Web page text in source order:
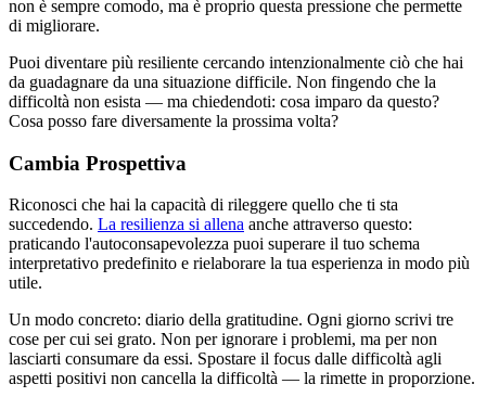
non è sempre comodo, ma è proprio questa pressione che permette
di migliorare.
Puoi diventare più resiliente cercando intenzionalmente ciò che hai
da guadagnare da una situazione difficile. Non fingendo che la
difficoltà non esista — ma chiedendoti: cosa imparo da questo?
Cosa posso fare diversamente la prossima volta?
Cambia Prospettiva
Riconosci che hai la capacità di rileggere quello che ti sta
succedendo. La resilienza si allena anche attraverso questo:
praticando l'autoconsapevolezza puoi superare il tuo schema
interpretativo predefinito e rielaborare la tua esperienza in modo più
utile.
Un modo concreto: diario della gratitudine. Ogni giorno scrivi tre
cose per cui sei grato. Non per ignorare i problemi, ma per non
lasciarti consumare da essi. Spostare il focus dalle difficoltà agli
aspetti positivi non cancella la difficoltà — la rimette in proporzione.